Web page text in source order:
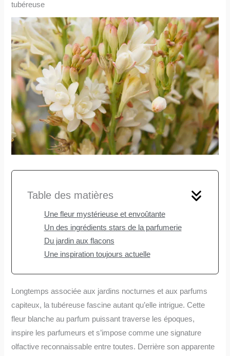
tubéreuse
Table des matières
Une fleur mystérieuse et envoûtante
Un des ingrédients stars de la parfumerie
Du jardin aux flacons
Une inspiration toujours actuelle
Longtemps associée aux jardins nocturnes et aux parfums
capiteux, la tubéreuse fascine autant qu’elle intrigue. Cette
fleur blanche au parfum puissant traverse les époques,
inspire les parfumeurs et s’impose comme une signature
olfactive reconnaissable entre toutes. Derrière son apparente